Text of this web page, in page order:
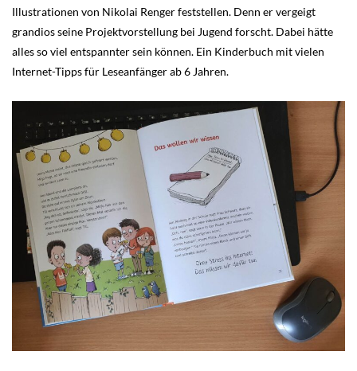
Illustrationen von Nikolai Renger feststellen. Denn er vergeigt
grandios seine Projektvorstellung bei Jugend forscht. Dabei hätte
alles so viel entspannter sein können. Ein Kinderbuch mit vielen
Internet-Tipps für Leseanfänger ab 6 Jahren.